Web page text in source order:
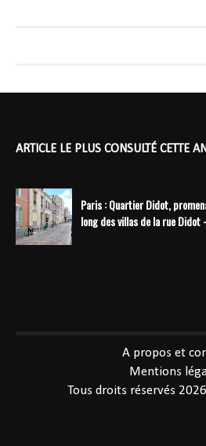
ARTICLE LE PLUS CONSULTÉ CETTE
Paris : Quartier Didot,
long des villas de la rue Didot
A propos et
Mentions
Tous droits réservés 2026